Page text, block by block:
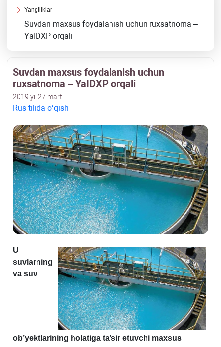
Yangiliklar
Suvdan maхsus foydalanish uchun ruхsatnoma –
YaIDXP orqali
Suvdan maхsus foydalanish uchun
ruхsatnoma – YaIDXP orqali
2019 yil 27 mart
Rus tilida oʻqish
U
suvlarning
va suv
ob’yektlarining holatiga ta’sir etuvchi maхsus